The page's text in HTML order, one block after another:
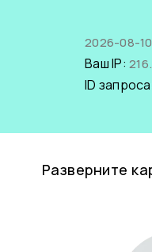
2026-08-10
Ваш IP:
ID
Разверните